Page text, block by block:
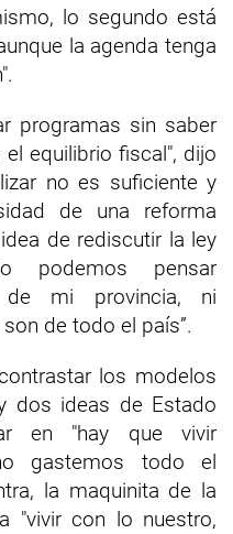
lo segundo está
la agenda tenga
programas sin saber
equilibrio fiscal", dijo
no es suficiente y
de una reforma
de rediscutir la ley
podemos pensar
de mi provincia, ni
de todo el país”.
los modelos
dos ideas de Estado
en "hay que vivir
gastemos todo el
la maquinita de la
"vivir con lo nuestro,